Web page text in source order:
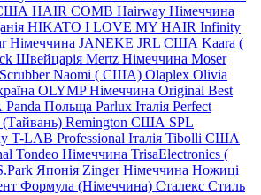
HAIR COMB Hairway Німеччина
HIKATO I LOVE MY HAIR Infinity
Німеччина JANEKE JRL США Kaara (
Швейцарія Mertz Німеччина Moser
Naomi ( США) Olaplex Olivia
OLYMP Німеччина Original Best
Panda Польща Parlux Італія Perfect
Remington США SPL
T-LAB Professional Італія Tibolli США
Tondeo Німеччина TrisaElectronics (
Японія Zinger Німеччина Ножиці
Формула (Німеччина) Сталекс Стиль